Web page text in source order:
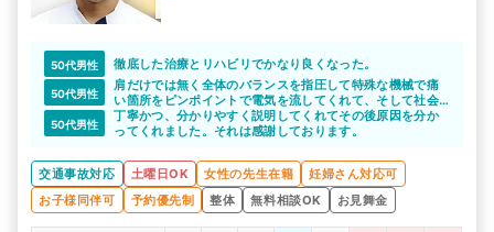
50代男性 徹底した治療とリハビリでかなり良くなった。
50代男性
肩だけでは無く全体のバランスを指圧して特殊な機械で痛
い箇所をピンポイントで電気を流してくれて、そして社会
復帰する為に動かす範囲を教えてくれてます。非常に有り
難いのと結果が出てます??
50代男性
丁寧かつ、分かりやすく説明してくれてその後原因を分か
ってくれました。それは感謝しております。
交通事故対応 土曜日OK 女性の先生在籍
妊婦さん対応可
お子様同伴可
予約優先制 整体 無料相談OK お見舞金